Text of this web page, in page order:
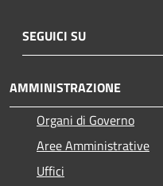
SEGUICI SU
AMMINISTRAZIONE
Organi di Governo
Aree Amministrative
Uffici